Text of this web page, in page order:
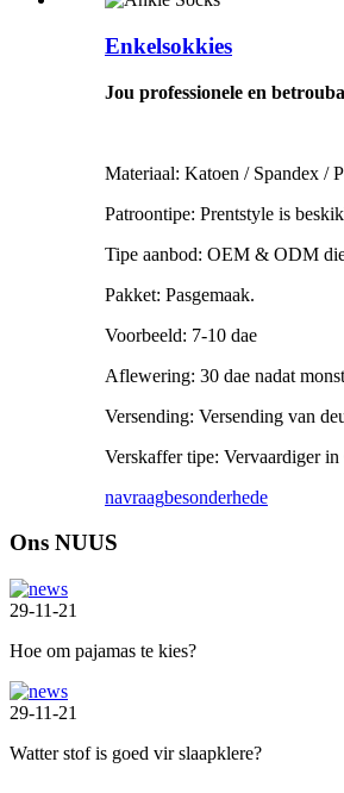
Enkelsokkies
Jou professionele en
Materiaal: Katoen / Spandex /
Patroontipe: Prentstyle is
Tipe aanbod: OEM & ODM
Pakket: Pasgemaak.
Voorbeeld: 7-10 dae
Aflewering: 30 dae nadat
Versending: Versending van
Verskaffer tipe: Vervaardiger in
navraagbesonderhede
Ons NUUS
29-11-21
Hoe om pajamas te kies?
29-11-21
Watter stof is goed vir slaapklere?